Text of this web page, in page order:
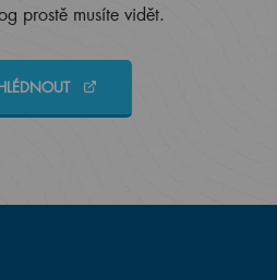
prostě musíte vidět.